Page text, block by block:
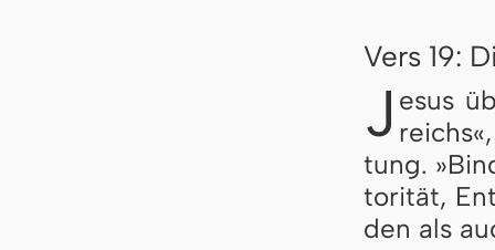
Vers 19:
J esus
tung.
to­ri­tät,
den als